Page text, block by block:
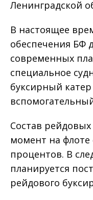
Ленинградской
В настоящее
обеспечения БФ
современных
специальное
буксирный
Состав
момент на флоте
процентов. В
планируется
рейдового